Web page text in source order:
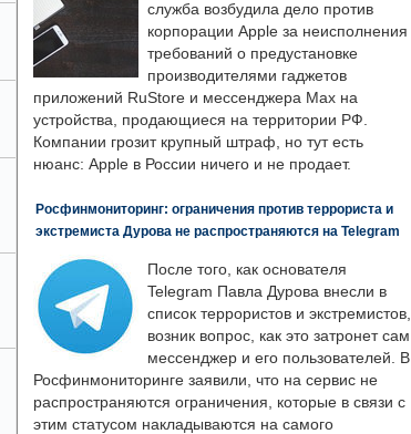
служба возбудила дело против
корпорации Apple за неисполнения
требований о предустановке
производителями гаджетов
приложений RuStore и мессенджера Max на
устройства, продающиеся на территории РФ.
Компании грозит крупный штраф, но тут есть
нюанс: Apple в России ничего и не продает.
Росфинмониторинг: ограничения против террориста и
экстремиста Дурова не распространяются на Telegram
После того, как основателя
Telegram Павла Дурова внесли в
список террористов и экстремистов,
возник вопрос, как это затронет сам
мессенджер и его пользователей. В
Росфинмониторинге заявили, что на сервис не
распространяются ограничения, которые в связи с
этим статусом накладываются на самого